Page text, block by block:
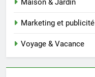
Maison & Jardin
Marketing et publicité
Voyage & Vacance